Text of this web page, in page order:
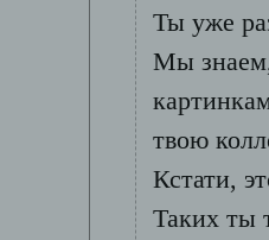
Ты уже
Мы
твою
Кстати,
Таких ты